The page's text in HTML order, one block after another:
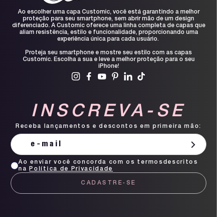
Ao escolher uma capa Customic, você está garantindo a melhor
proteção para seu smartphone, sem abrir mão de um design
diferenciado. A Customic oferece uma linha completa de capas que
aliam resistência, estilo e funcionalidade, proporcionando uma
experiência única para cada usuário.
Proteja seu smartphone e mostre seu estilo com as capas
Customic. Escolha a sua e leve a melhor proteção para o seu
iPhone!
INSCREVA-SE
Receba lançamentos e descontos em primeira mão:
CADASTRE-SE
Ao enviar você concorda com os termosdescritos
na
Política de Privacidade